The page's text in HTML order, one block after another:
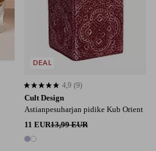
Cult Design
Astianpesuharjan pidike Kub Orient
11 EUR13,99 EUR
2 värejä
4,9 perustuen 9 arvosanaan
4,9 (9)
DEAL